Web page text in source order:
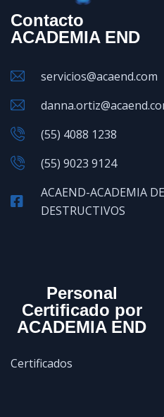
Contacto
ACADEMIA END
servicios@acaend.com
(55) 4088 1238
(55) 9023 9124
ACAEND-ACADEMIA
DESTRUCTIVOS
Personal
Certificado por
ACADEMIA END
Certificados